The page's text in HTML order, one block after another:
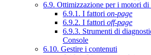
6.9. Ottimizzazione per i motori di
6.9.1. I fattori on-page
6.9.2. I fattori off-page
6.9.3. Strumenti di
Console
6.10. Gestire i contenuti